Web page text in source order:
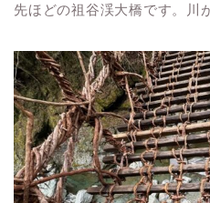
先ほどの祖谷渓大橋です。川